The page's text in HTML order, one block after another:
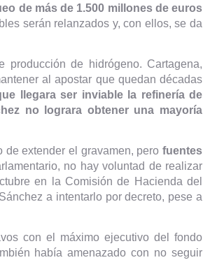
de más de 1.500 millones de euros
serán relanzados y, con ellos, se da
producción de hidrógeno. Cartagena,
al apostar que quedan décadas
llegara ser inviable la refinería de
no lograra obtener una mayoría
extender el gravamen, pero fuentes
no hay voluntad de realizar
en la Comisión de Hacienda del
a intentarlo por decreto, pese a
con el máximo ejecutivo del fondo
había amenazado con no seguir